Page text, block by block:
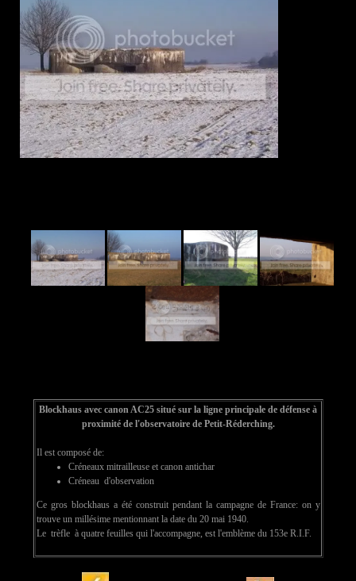
Blockhaus avec canon AC25 situé sur la ligne principale de défense à
proximité de l'observatoire de Petit-Réderching.
Il est composé de:
Créneaux mitrailleuse et canon antichar
Créneau d'observation
Ce gros blockhaus a été construit pendant la campagne de France: on y
trouve un millésime mentionnant la date du 20 mai 1940.
Le trèfle à quatre feuilles qui l'accompagne, est l'emblème du 153e R.I.F.